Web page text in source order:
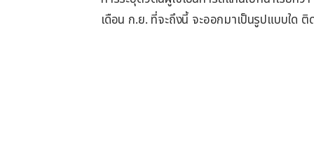
เดือน ก.ย. ที่จะถึงนี้ จะออกมาเป็นรูปแบบใด